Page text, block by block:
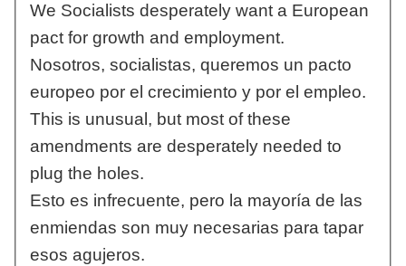
We Socialists desperately want a European
pact for growth and employment.
Nosotros, socialistas, queremos un pacto
europeo por el crecimiento y por el empleo.
This is unusual, but most of these
amendments are desperately needed to
plug the holes.
Esto es infrecuente, pero la mayoría de las
enmiendas son muy necesarias para tapar
esos agujeros.